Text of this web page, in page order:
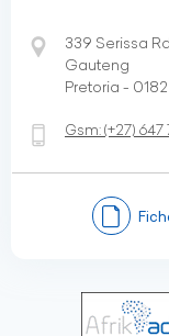
339 Serissa
Gauteng
Pretoria -
Gsm:(+27) 647